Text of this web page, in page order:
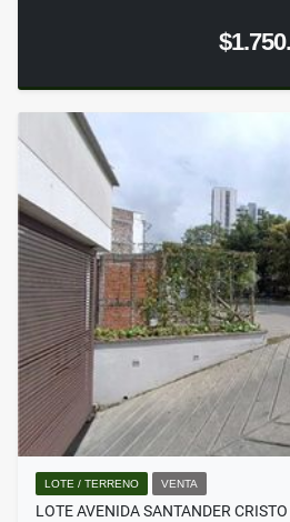
LOTE / TERRENO VENTA
LOTE AVENIDA SANTANDER